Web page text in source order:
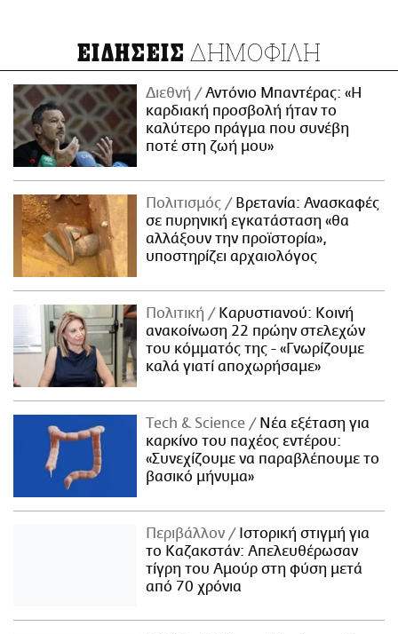
ΕΙΔΗΣΕΙΣ ΔΗΜΟΦΙΛΗ
Διεθνή
Αντόνιο Μπαντέρας: «Η
καρδιακή προσβολή ήταν το
καλύτερο πράγμα που συνέβη
ποτέ στη ζωή μου»
Πολιτισμός
Βρετανία: Ανασκαφές
σε πυρηνική εγκατάσταση «θα
αλλάξουν την προϊστορία»,
υποστηρίζει αρχαιολόγος
Πολιτική
Καρυστιανού: Κοινή
ανακοίνωση 22 πρώην στελεχών
του κόμματός της - «Γνωρίζουμε
καλά γιατί αποχωρήσαμε»
Τech & Science
Νέα εξέταση για
καρκίνο του παχέος εντέρου:
«Συνεχίζουμε να παραβλέπουμε το
βασικό μήνυμα»
Περιβάλλον
Ιστορική στιγμή για
το Καζακστάν: Απελευθέρωσαν
τίγρη του Αμούρ στη φύση μετά
από 70 χρόνια